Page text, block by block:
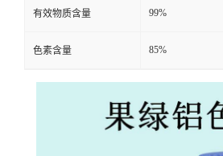
有效物质含量 99%
色素含量 85%